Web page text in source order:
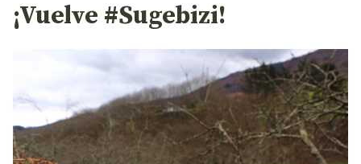
¡Vuelve #Sugebizi!